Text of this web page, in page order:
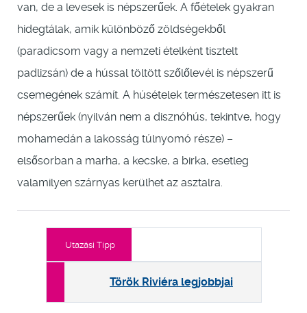
van, de a levesek is népszerűek. A főételek gyakran
hidegtálak, amik különböző zöldségekből
(paradicsom vagy a nemzeti ételként tisztelt
padlizsán) de a hússal töltött szőlőlevél is népszerű
csemegének számít. A húsételek természetesen itt is
népszerűek (nyilván nem a disznóhús, tekintve, hogy
mohamedán a lakosság túlnyomó része) –
elsősorban a marha, a kecske, a birka, esetleg
valamilyen szárnyas kerülhet az asztalra.
Utazási Tipp
Török Riviéra legjobbjai